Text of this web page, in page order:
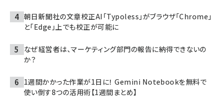
朝日新聞社の文章校正AI「Typoless」がブラウザ「Chrome」
と「Edge」上でも校正が可能に
なぜ経営者は、マーケティング部門の報告に納得できないの
か？
1週間かかった作業が1日に！ Gemini Notebookを無料で
使い倒す8つの活用術【1週間まとめ】